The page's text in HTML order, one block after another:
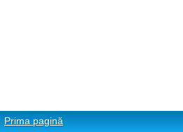
Prima pagină